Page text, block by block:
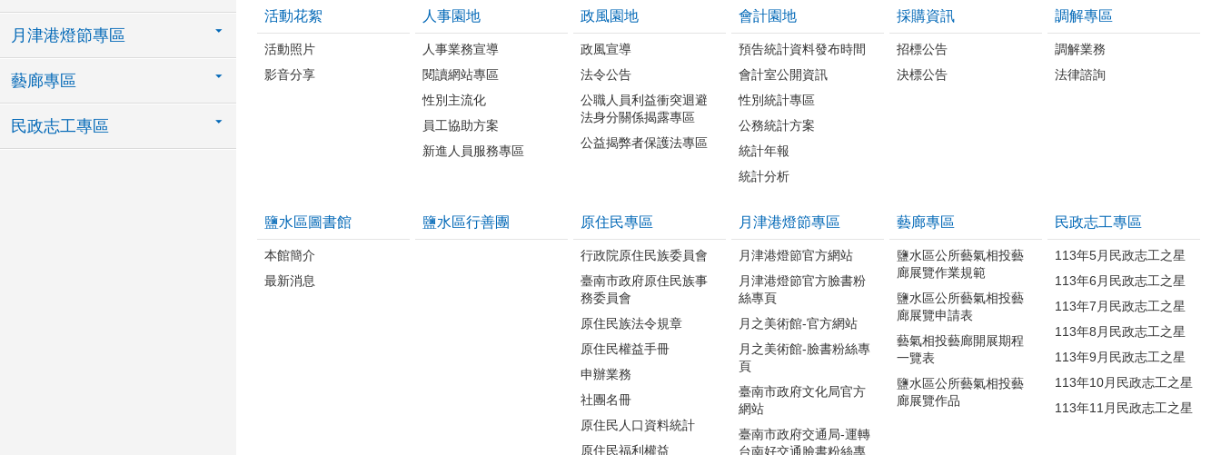
月津港燈節專區
藝廊專區
民政志工專區
活動花絮
活動照片
影音分享
人事園地
人事業務宣導
閱讀網站專區
性別主流化
員工協助方案
新進人員服務專區
政風園地
政風宣導
法令公告
公職人員利益衝突迴避
法身分關係揭露專區
公益揭弊者保護法專區
會計園地
預告統計資料發布時間
會計室公開資訊
性別統計專區
公務統計方案
統計年報
統計分析
採購資訊
招標公告
決標公告
調解專區
調解業務
法律諮詢
鹽水區圖書館
本館簡介
最新消息
鹽水區行善團 原住民專區
行政院原住民族委員會
臺南市政府原住民族事
務委員會
原住民族法令規章
原住民權益手冊
申辦業務
社團名冊
原住民人口資料統計
原住民福利權益
月津港燈節專區
月津港燈節官方網站
月津港燈節官方臉書粉
絲專頁
月之美術館-官方網站
月之美術館-臉書粉絲專
頁
臺南市政府文化局官方
網站
臺南市政府交通局-運轉
台南好交通臉書粉絲專
藝廊專區
鹽水區公所藝氣相投藝
廊展覽作業規範
鹽水區公所藝氣相投藝
廊展覽申請表
藝氣相投藝廊開展期程
一覽表
鹽水區公所藝氣相投藝
廊展覽作品
民政志工專區
113年5月民政志工之星
113年6月民政志工之星
113年7月民政志工之星
113年8月民政志工之星
113年9月民政志工之星
113年10月民政志工之星
113年11月民政志工之星